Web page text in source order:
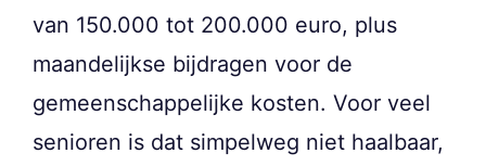
van 150.000 tot 200.000 euro, plus
maandelijkse bijdragen voor de
gemeenschappelijke kosten. Voor veel
senioren is dat simpelweg niet haalbaar,